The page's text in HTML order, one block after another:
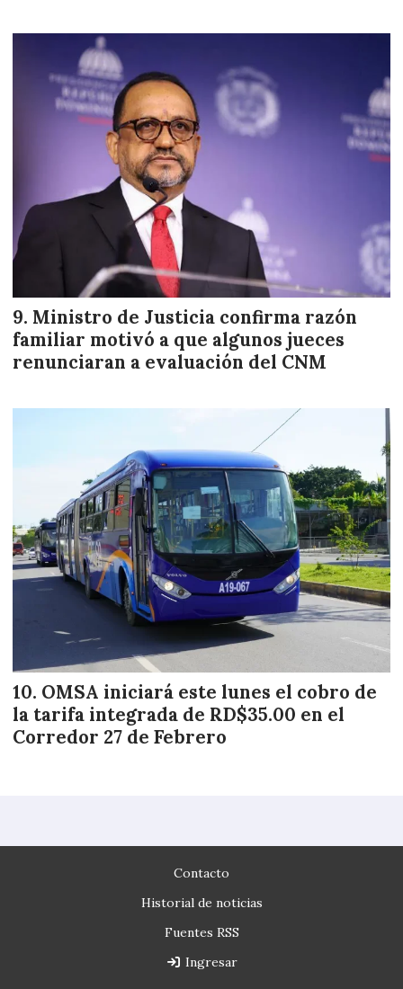
Ministro de Justicia confirma razón
familiar motivó a que algunos jueces
renunciaran a evaluación del CNM
OMSA iniciará este lunes el cobro de
la tarifa integrada de RD$35.00 en el
Corredor 27 de Febrero
Contacto
Historial de noticias
Fuentes RSS
Ingresar